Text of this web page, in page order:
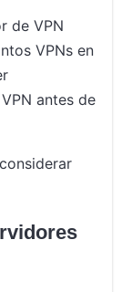
de VPN
VPNs en
antes de